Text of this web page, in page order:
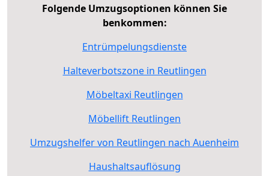
Folgende Umzugsoptionen können Sie
benkommen:
Entrümpelungsdienste
Halteverbotszone in Reutlingen
Möbeltaxi Reutlingen
Möbellift Reutlingen
Umzugshelfer von Reutlingen nach Auenheim
Haushaltsauflösung